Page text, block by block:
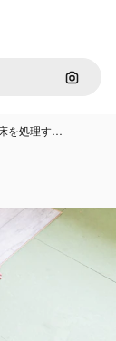
画像で
を処理す…